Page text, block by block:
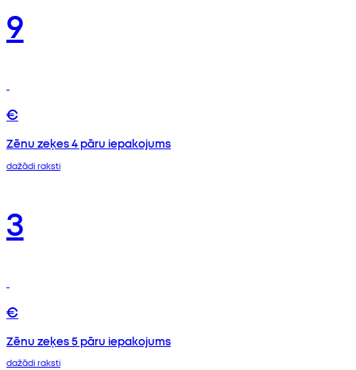
9
€
Zēnu zeķes 4 pāru iepakojums
dažādi raksti
3
€
Zēnu zeķes 5 pāru iepakojums
dažādi raksti